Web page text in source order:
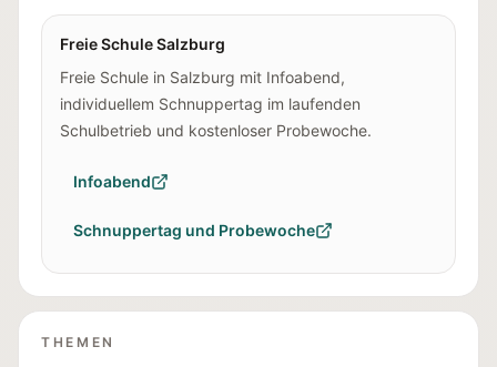
Freie Schule Salzburg
Freie Schule in Salzburg mit Infoabend,
individuellem Schnuppertag im laufenden
Schulbetrieb und kostenloser Probewoche.
Infoabend
Schnuppertag und Probewoche
THEMEN